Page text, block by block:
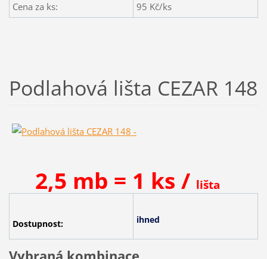
Cena za ks:
95 Kč/ks
Podlahová lišta CEZAR 148
2,5 mb = 1 ks / lišta
Dostupnost: ihned